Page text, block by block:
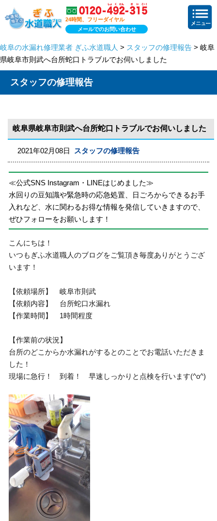
24時間、フリーダイヤル
メールでのお問い合わせ
岐阜の水漏れ修理業者 ぎふ水道職人 > スタッフの修理報告 > 岐阜
県岐阜市則武へ台所蛇口トラブルでお伺いしました
スタッフの修理報告
岐阜県岐阜市則武へ台所蛇口トラブルでお伺いしました
2021年02月08日 スタッフの修理報告
≪公式SNS Instagram・LINEはじめました≫
水回りの豆知識や緊急時の応急処置、日ごろからできるお手
入れなど、水に関わるお得な情報を発信していきますので、
ぜひフォローをお願いします！
こんにちは！
いつもぎふ水道職人のブログをご覧頂き毎度ありがとうござ
います！
【依頼場所】 岐阜市則武
【依頼内容】 台所蛇口水漏れ
【作業時間】 1時間程度
【作業前の状況】
台所のどこからか水漏れがするとのことでお電話いただきま
した！
現場に急行！ 到着！ 早速しっかりと点検を行います(^o^)